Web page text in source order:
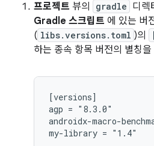
프로젝트 뷰의 gradle 디렉
Gradle 스크립트 에 있는 버
( libs.versions.toml )의
하는 종속 항목 버전의 별칭
[versions]
agp = "8.3.0"
androidx-macro-
my-library = "1.4"